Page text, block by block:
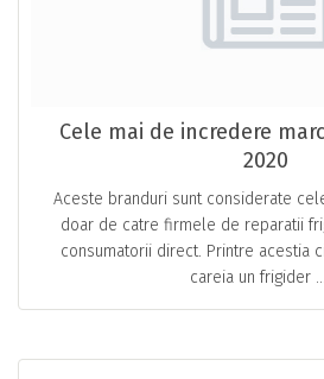
Cele mai de incredere
2020
Aceste branduri sunt considerate
doar de catre firmele de reparatii
consumatorii direct. Printre acestia
careia un frigider